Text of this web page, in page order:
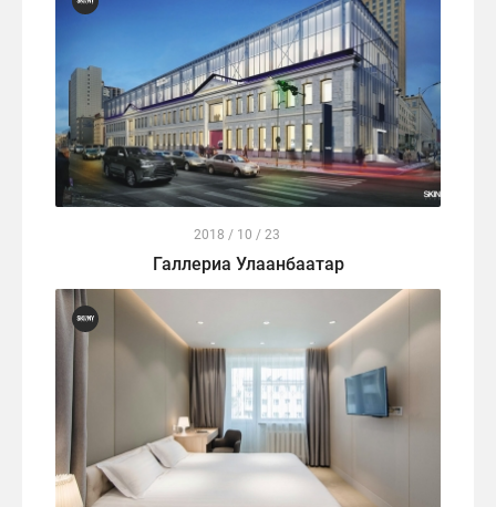
2018 / 10 / 23
Галлериа Улаанбаатар